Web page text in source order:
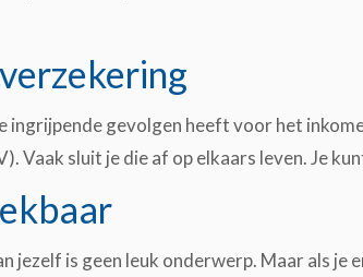
ingrijpende gevolgen heeft voor het
Vaak sluit je die af op elkaars leven. Je
jezelf is geen leuk onderwerp. Maar als